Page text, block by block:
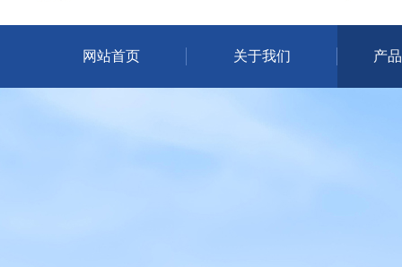
网站首页 关于我们 产